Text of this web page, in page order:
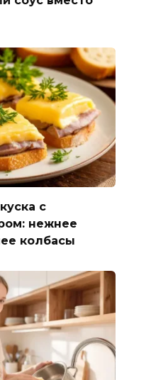
с
нежнее
колбасы